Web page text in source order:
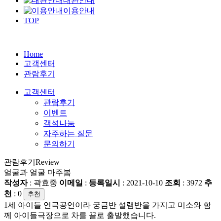
이용안내
TOP
Home
고객센터
관람후기
고객센터
관람후기
이벤트
객석나눔
자주하는 질문
문의하기
관람후기 Review
얼굴과 얼굴 마주봄
작성자: 곽효중 이메일 : 등록일시 : 2021-10-10 조회 : 3972 추
천 : 0 추천
1세 아이들 연극공연이라 궁금반 설램반을 가지고 미소와 함
께 아이들극장으로 차를 끌로 출발했습니다.